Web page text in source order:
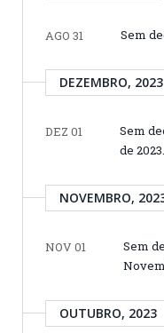
AGO 31 Sem
DEZEMBRO, 2023
DEZ 01
Sem
de 2023.
NOVEMBRO,
NOV 01
Sem
OUTUBRO, 2023